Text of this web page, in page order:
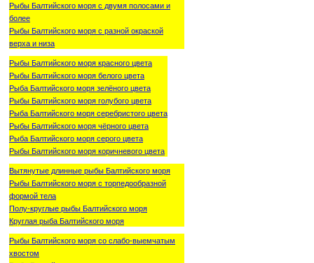
Рыбы Балтийского моря с двумя полосами и
более
Рыбы Балтийского моря с разной окраской
верха и низа
Рыбы Балтийского моря красного цвета
Рыбы Балтийского моря белого цвета
Рыба Балтийского моря зелёного цвета
Рыбы Балтийского моря голубого цвета
Рыба Балтийского моря серебристого цвета
Рыбы Балтийского моря чёрного цвета
Рыба Балтийского моря серого цвета
Рыбы Балтийского моря коричневого цвета
Вытянутые длинные рыбы Балтийского моря
Рыбы Балтийского моря с торпедообразной
формой тела
Полу-круглые рыбы Балтийского моря
Круглая рыба Балтийского моря
Рыбы Балтийского моря со слабо-выемчатым
хвостом